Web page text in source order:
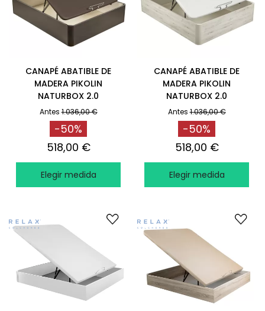
CANAPÉ ABATIBLE DE
MADERA PIKOLIN
NATURBOX 2.0
+CAPACIDAD EXTRA
WENGUÉ
Antes 1.036,00 €
-50%
518,00 €
Elegir medida
CANAPÉ ABATIBLE DE
MADERA PIKOLIN
NATURBOX 2.0
+CAPACIDAD EXTRA
GLACIAR
Antes 1.036,00 €
-50%
518,00 €
Elegir medida